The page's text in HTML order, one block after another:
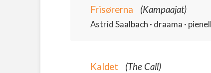
Frisørerna (Kampaajat)
Astrid Saalbach · draama ·
Kaldet (The Call)